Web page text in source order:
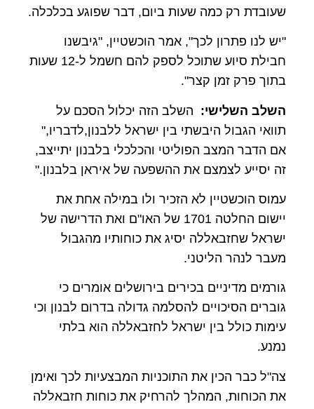
שעובדת רק כמה שעות ביום, דבר שפוגע בכלכלה.
"יש לנו פתרון לכך", אמר הוכשטיין, "גיבשנו
חבילת סיוע שתוכל לספק להם חשמל ל-12 שעות
בתוך פרק זמן קצר".
השלב השלישי: השלב הזה יכלול הסכם על
תוואי הגבול היבשתי בין ישראל ללבנון,לדבריו,"
אם הדבר המצב הפוליטי והכלכלי בלבנון יתייצב,
זה יסייע לצמצם את ההשפעה של איראן בלבנון."
עמוס הוכשטיין לא הזכיר ולו במילה אחת את
יישום החלטה 1701 של האו"ם ואת הדרישה של
ישראל שחזבאללה יסיג את כוחותיו מהגבול
מעבר לנהר הליטני.
גורמים מדיניים בכירים בירושלים אומרים כי
גוברים הסיכויים להסלמה גדולה בדרום לבנון וכי
עימות כולל בין ישראל לחזבאללה הוא בלתי
נמנע.
צה"ל כבר הכין את התוכניות המבצעיות לכך ואימן
את הכוחות, המהלך להרחיק את כוחות חזבאללה